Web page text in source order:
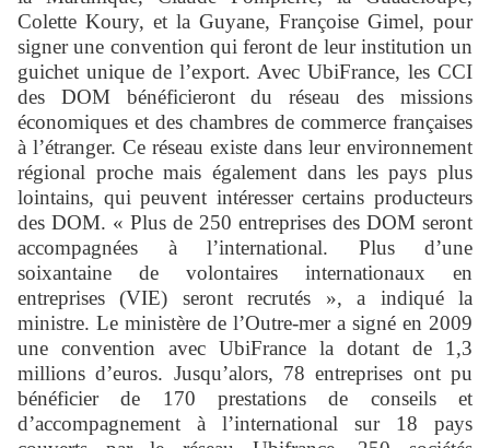
Colette Koury, et la Guyane, Françoise Gimel, pour
signer une convention qui feront de leur institution un
guichet unique de l’export. Avec UbiFrance, les CCI
des DOM bénéficieront du réseau des missions
économiques et des chambres de commerce françaises
à l’étranger. Ce réseau existe dans leur environnement
régional proche mais également dans les pays plus
lointains, qui peuvent intéresser certains producteurs
des DOM. « Plus de 250 entreprises des DOM seront
accompagnées à l’international. Plus d’une
soixantaine de volontaires internationaux en
entreprises (VIE) seront recrutés », a indiqué la
ministre. Le ministère de l’Outre-mer a signé en 2009
une convention avec UbiFrance la dotant de 1,3
millions d’euros. Jusqu’alors, 78 entreprises ont pu
bénéficier de 170 prestations de conseils et
d’accompagnement à l’international sur 18 pays